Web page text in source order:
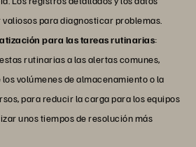
para diagnosticar problemas.
para las tareas rutinarias:
rutinarias a las alertas comunes,
volúmenes de almacenamiento o la
para reducir la carga para los equipos
unos tiempos de resolución más